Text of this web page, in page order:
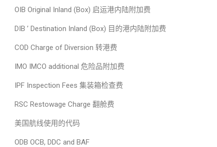
OIB Original Inland (Box) 启运港内陆附加费
DIB ’ Destination Inland (Box) 目的港内陆附加费
COD Charge of Diversion 转港费
IMO IMCO additional 危险品附加费
IPF Inspection Fees 集装箱检查费
RSC Restowage Charge 翻舱费
美国航线使用的代码
ODB OCB, DDC and BAF